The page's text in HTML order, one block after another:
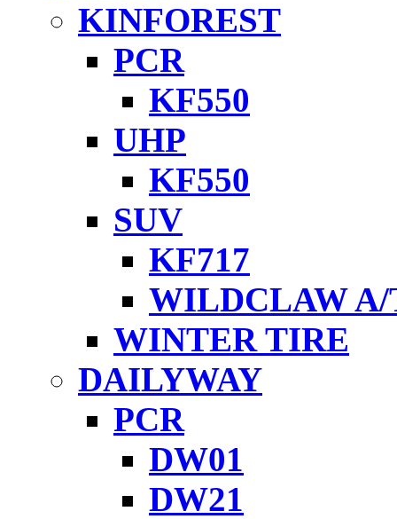
KINFOREST
PCR
KF550
UHP
KF550
SUV
KF717
WILDCLAW
WINTER TIRE
DAILYWAY
PCR
DW01
DW21